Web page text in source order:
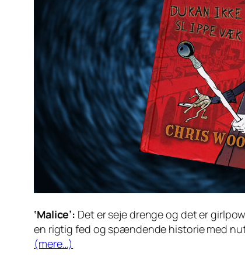
‘Malice’: Det er seje drenge og det er
en rigtig fed og spændende historie med
(mere…)